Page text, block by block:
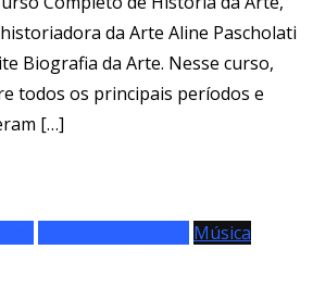
da Arte Aline Pascholati
Biografia da Arte. Nesse curso,
todos os principais períodos e
[…]
Música